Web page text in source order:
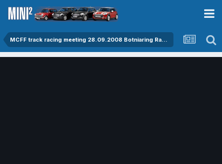
MCFF track racing meeting 28.09.2008 Botniaring Raceway